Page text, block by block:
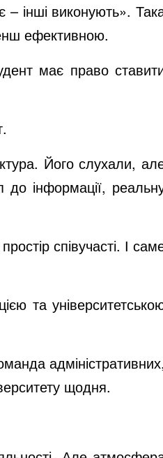
інші виконують».
ефективною.
має право
Його слухали,
до інформації,
співучасті. І
та
щодня.